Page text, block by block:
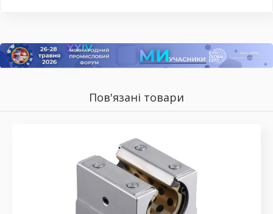
Пов'язані товари